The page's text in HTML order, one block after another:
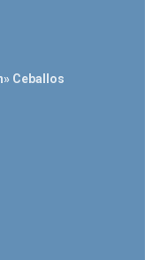
Ceballos